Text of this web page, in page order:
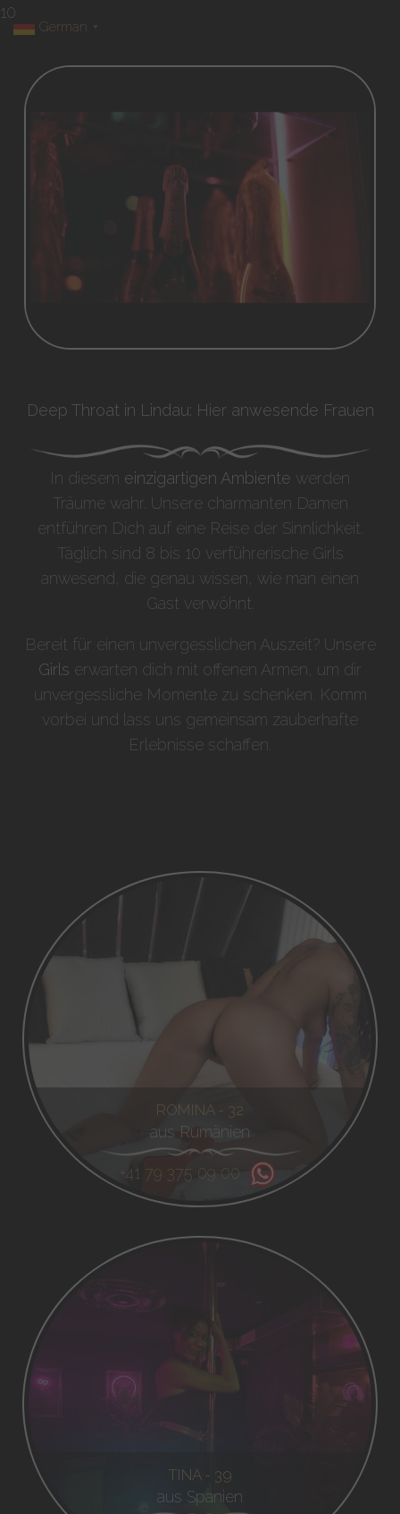
10
Deep Throat in Lindau: Hier anwesende Frauen
In diesem einzigartigen Ambiente werden
Träume wahr. Unsere charmanten Damen
entführen Dich auf eine Reise der Sinnlichkeit.
Täglich sind 8 bis 10 verführerische Girls
anwesend, die genau wissen, wie man einen
Gast verwöhnt.
Bereit für einen unvergesslichen Auszeit? Unsere
Girls erwarten dich mit offenen Armen, um dir
unvergessliche Momente zu schenken. Komm
vorbei und lass uns gemeinsam zauberhafte
Erlebnisse schaffen.
ROMINA - 32
aus Rumänien
+41 79 375 09 00
TINA - 39
aus Spanien
German